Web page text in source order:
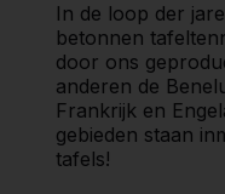
In de loop der
betonnen
door ons
anderen de
Frankrijk en
gebieden staan
tafels!